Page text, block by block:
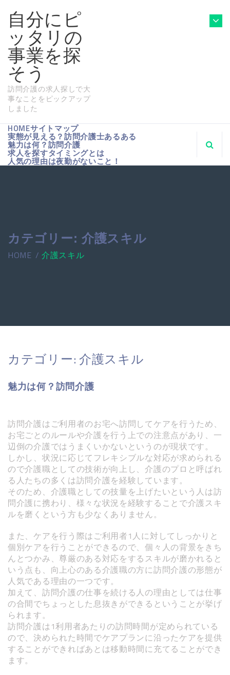
自分にピ
ッタリの
事業を探
そう
訪問介護の求人探しで大
事なことをピックアップ
しました
HOMEサイトマップ
実態が見える？訪問介護士あるある
魅力は何？訪問介護
求人を探すタイミングとは
人気の理由は夜勤がないこと！
カテゴリー: 介護スキル
HOME 介護スキル
カテゴリー:介護スキル
魅力は何？訪問介護
訪問介護はご利用者のお宅へ訪問してケアを行うため、
お宅ごとのルールや介護を行う上での注意点があり、一
辺倒の介護ではうまくいかないというのが現状です。
しかし、状況に応じてフレキシブルな対応が求められる
ので介護職としての技術が向上し、介護のプロと呼ばれ
る人たちの多くは訪問介護を経験しています。
そのため、介護職としての技量を上げたいという人は訪
問介護に携わり、様々な状況を経験することで介護スキ
ルを磨くという方も少なくありません。
また、ケアを行う際はご利用者1人に対してしっかりと
個別ケアを行うことができるので、個々人の背景をきち
んとつかみ、尊厳のある対応をするスキルが磨かれると
いう点も、向上心のある介護職の方に訪問介護の形態が
人気である理由の一つです。
加えて、訪問介護の仕事を続ける人の理由としては仕事
の合間でちょっとした息抜きができるということが挙げ
られます。
訪問介護は1利用者あたりの訪問時間が定められている
ので、決められた時間でケアプランに沿ったケアを提供
することができればあとは移動時間に充てることができ
ます。